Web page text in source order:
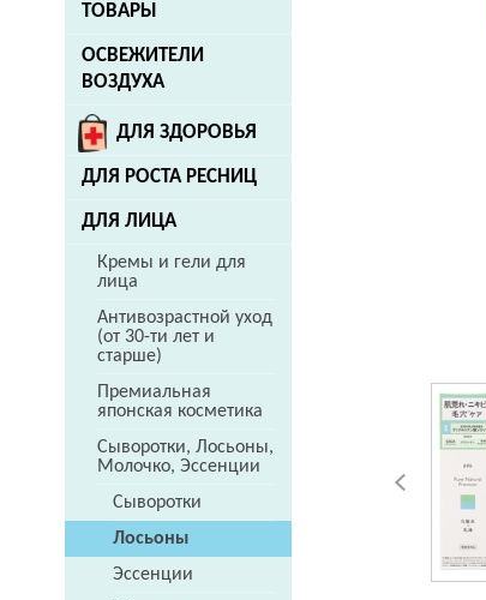
ТОВАРЫ
ОСВЕЖИТЕЛИ
ВОЗДУХА
ДЛЯ ЗДОРОВЬЯ
ДЛЯ РОСТА РЕСНИЦ
ДЛЯ ЛИЦА
Кремы и гели для
лица
Антивозрастной уход
(от 30-ти лет и
старше)
Премиальная
японская косметика
Сыворотки, Лосьоны,
Молочко, Эссенции
Сыворотки
Лосьоны
Эссенции